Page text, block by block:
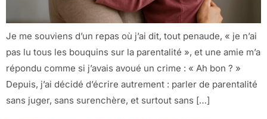
Je me souviens d’un repas où j’ai dit, tout penaude, « je n’ai
pas lu tous les bouquins sur la parentalité », et une amie m’a
répondu comme si j’avais avoué un crime : « Ah bon ? »
Depuis, j’ai décidé d’écrire autrement : parler de parentalité
sans juger, sans surenchère, et surtout sans […]